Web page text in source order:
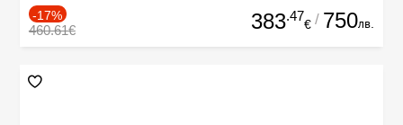
-17%
460.61€ 383.47
€ / 750лв.